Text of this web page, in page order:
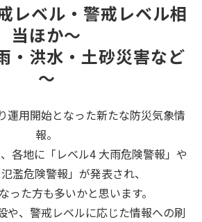
レベル・警戒レベル相
当ほか～
・洪水・土砂災害など
～
運用開始となった新たな防災気象情
報。
各地に「レベル4 大雨危険警報」や
氾濫危険警報」が発表され、
った方も多いかと思います。
や、警戒レベルに応じた情報への刷